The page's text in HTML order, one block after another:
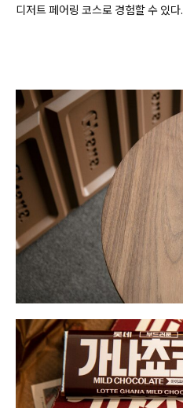
디저트 페어링 코스로 경험할 수 있다.